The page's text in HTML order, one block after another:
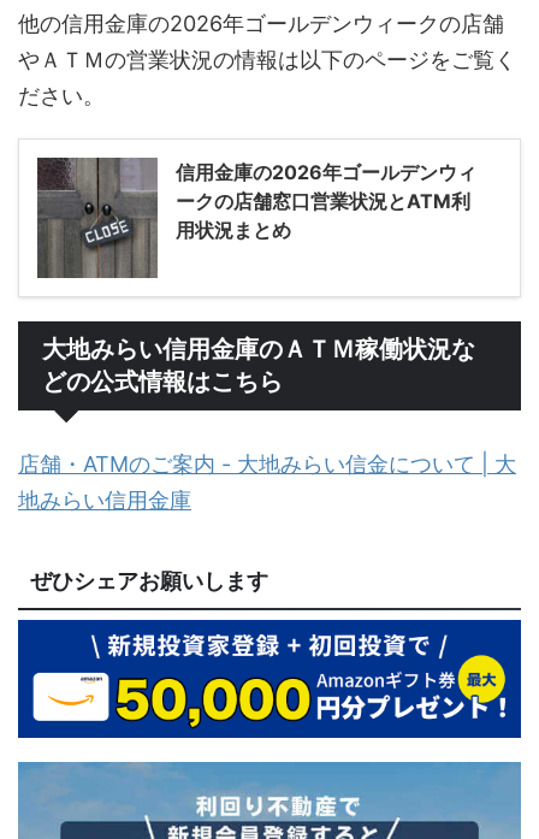
他の信用金庫の2026年ゴールデンウィークの店舗
やＡＴＭの営業状況の情報は以下のページをご覧く
ださい。
信用金庫の2026年ゴールデンウィ
ークの店舗窓口営業状況とATM利
用状況まとめ
大地みらい信用金庫のＡＴＭ稼働状況な
どの公式情報はこちら
店舗・ATMのご案内 - 大地みらい信金について | 大
地みらい信用金庫
ぜひシェアお願いします